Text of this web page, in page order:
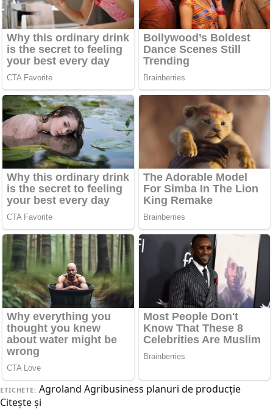
ETICHETE: Agroland Agribusiness planuri de producţie
Citește și